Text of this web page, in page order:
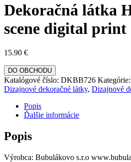
Dekoračná látka
scene digital print
15.90 €
DO OBCHODU
Katalógové číslo: DKBB726 Kategórie:
Dizajnové dekoračné látky, Dizajnové
Popis
Ďalšie informácie
Popis
Výrobca: Bubulákovo s.r.o